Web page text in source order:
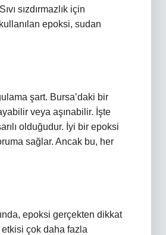
sızdırmazlık için
epoksi, sudan
şart. Bursa’daki bir
veya aşınabilir. İşte
olduğudur. İyi bir epoksi
sağlar. Ancak bu, her
epoksi gerçekten dikkat
çok daha fazla